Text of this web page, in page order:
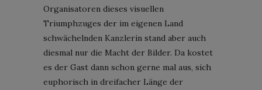
Organisatoren dieses visuellen
Triumphzuges der im eigenen Land
schwächelnden Kanzlerin stand aber auch
diesmal nur die Macht der Bilder. Da kostet
es der Gast dann schon gerne mal aus, sich
euphorisch in dreifacher Länge der